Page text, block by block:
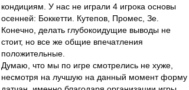
кондициям. У нас не играли 4 игрока основы
осенней: Боккетти. Кутепов, Промес, Зе.
Конечно, делать глубокоидущие выводы не
стоит, но все же общие впечатления
положительные.
Думаю, что мы по игре смотрелись не хуже,
несмотря на лучшую на данный момент форму